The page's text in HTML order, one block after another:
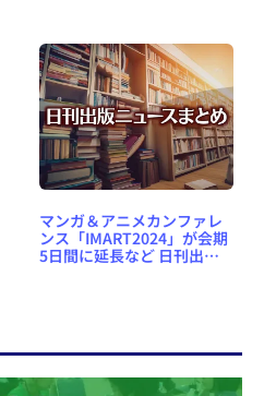
月額税別760円
マンガ＆アニメカンファレ
ンス「IMART2024」が会期
5日間に延長など 日刊出版